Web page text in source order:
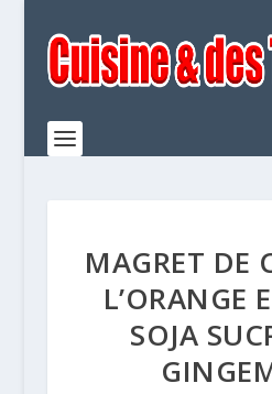
MAGRET DE
L’ORANGE
SOJA